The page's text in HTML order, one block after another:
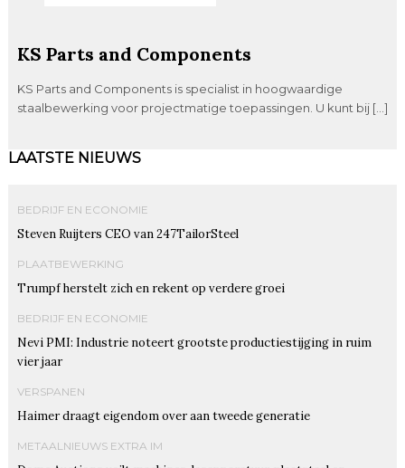
KS Parts and Components
KS Parts and Components is specialist in hoogwaardige
staalbewerking voor projectmatige toepassingen. U kunt bij […]
LAATSTE NIEUWS
BEDRIJF EN ECONOMIE
Steven Ruijters CEO van 247TailorSteel
PLAATBEWERKING
Trumpf herstelt zich en rekent op verdere groei
BEDRIJF EN ECONOMIE
Nevi PMI: Industrie noteert grootste productiestijging in ruim
vier jaar
VERSPANEN
Haimer draagt eigendom over aan tweede generatie
METAALNIEUWS EXTRA IM